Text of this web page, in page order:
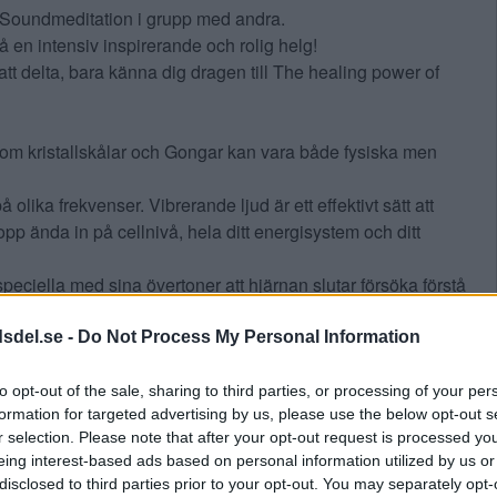
- Do Not Process My Personal Information
opt-out of the sale, sharing to third parties, or processing of your
for targeted advertising by us, please use the below opt-out
selection. Please note that after your opt-out request is processed
interest-based ads based on personal information utilized by us
to third parties prior to your opt-out. You may separately
i grupp med andra.
en intensiv inspirerande och rolig helg!
delta, bara känna dig dragen till The healing power of
kristallskålar och Gongar kan vara både fysiska men
olika frekvenser. Vibrerande ljud är ett effektivt sätt att
ända in på cellnivå, hela ditt energisystem och ditt
med sina övertoner att hjärnan slutar försöka förstå
Gong, och införskaffade mina första Sjungande
i mina dagliga yogaklasser, meditationer, schaman-
företags event som i Globen Annexet och Reaktorhallen